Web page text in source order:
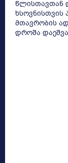
წლისთავთან
ხსოვნისთვის
მთავრობის
დროშა